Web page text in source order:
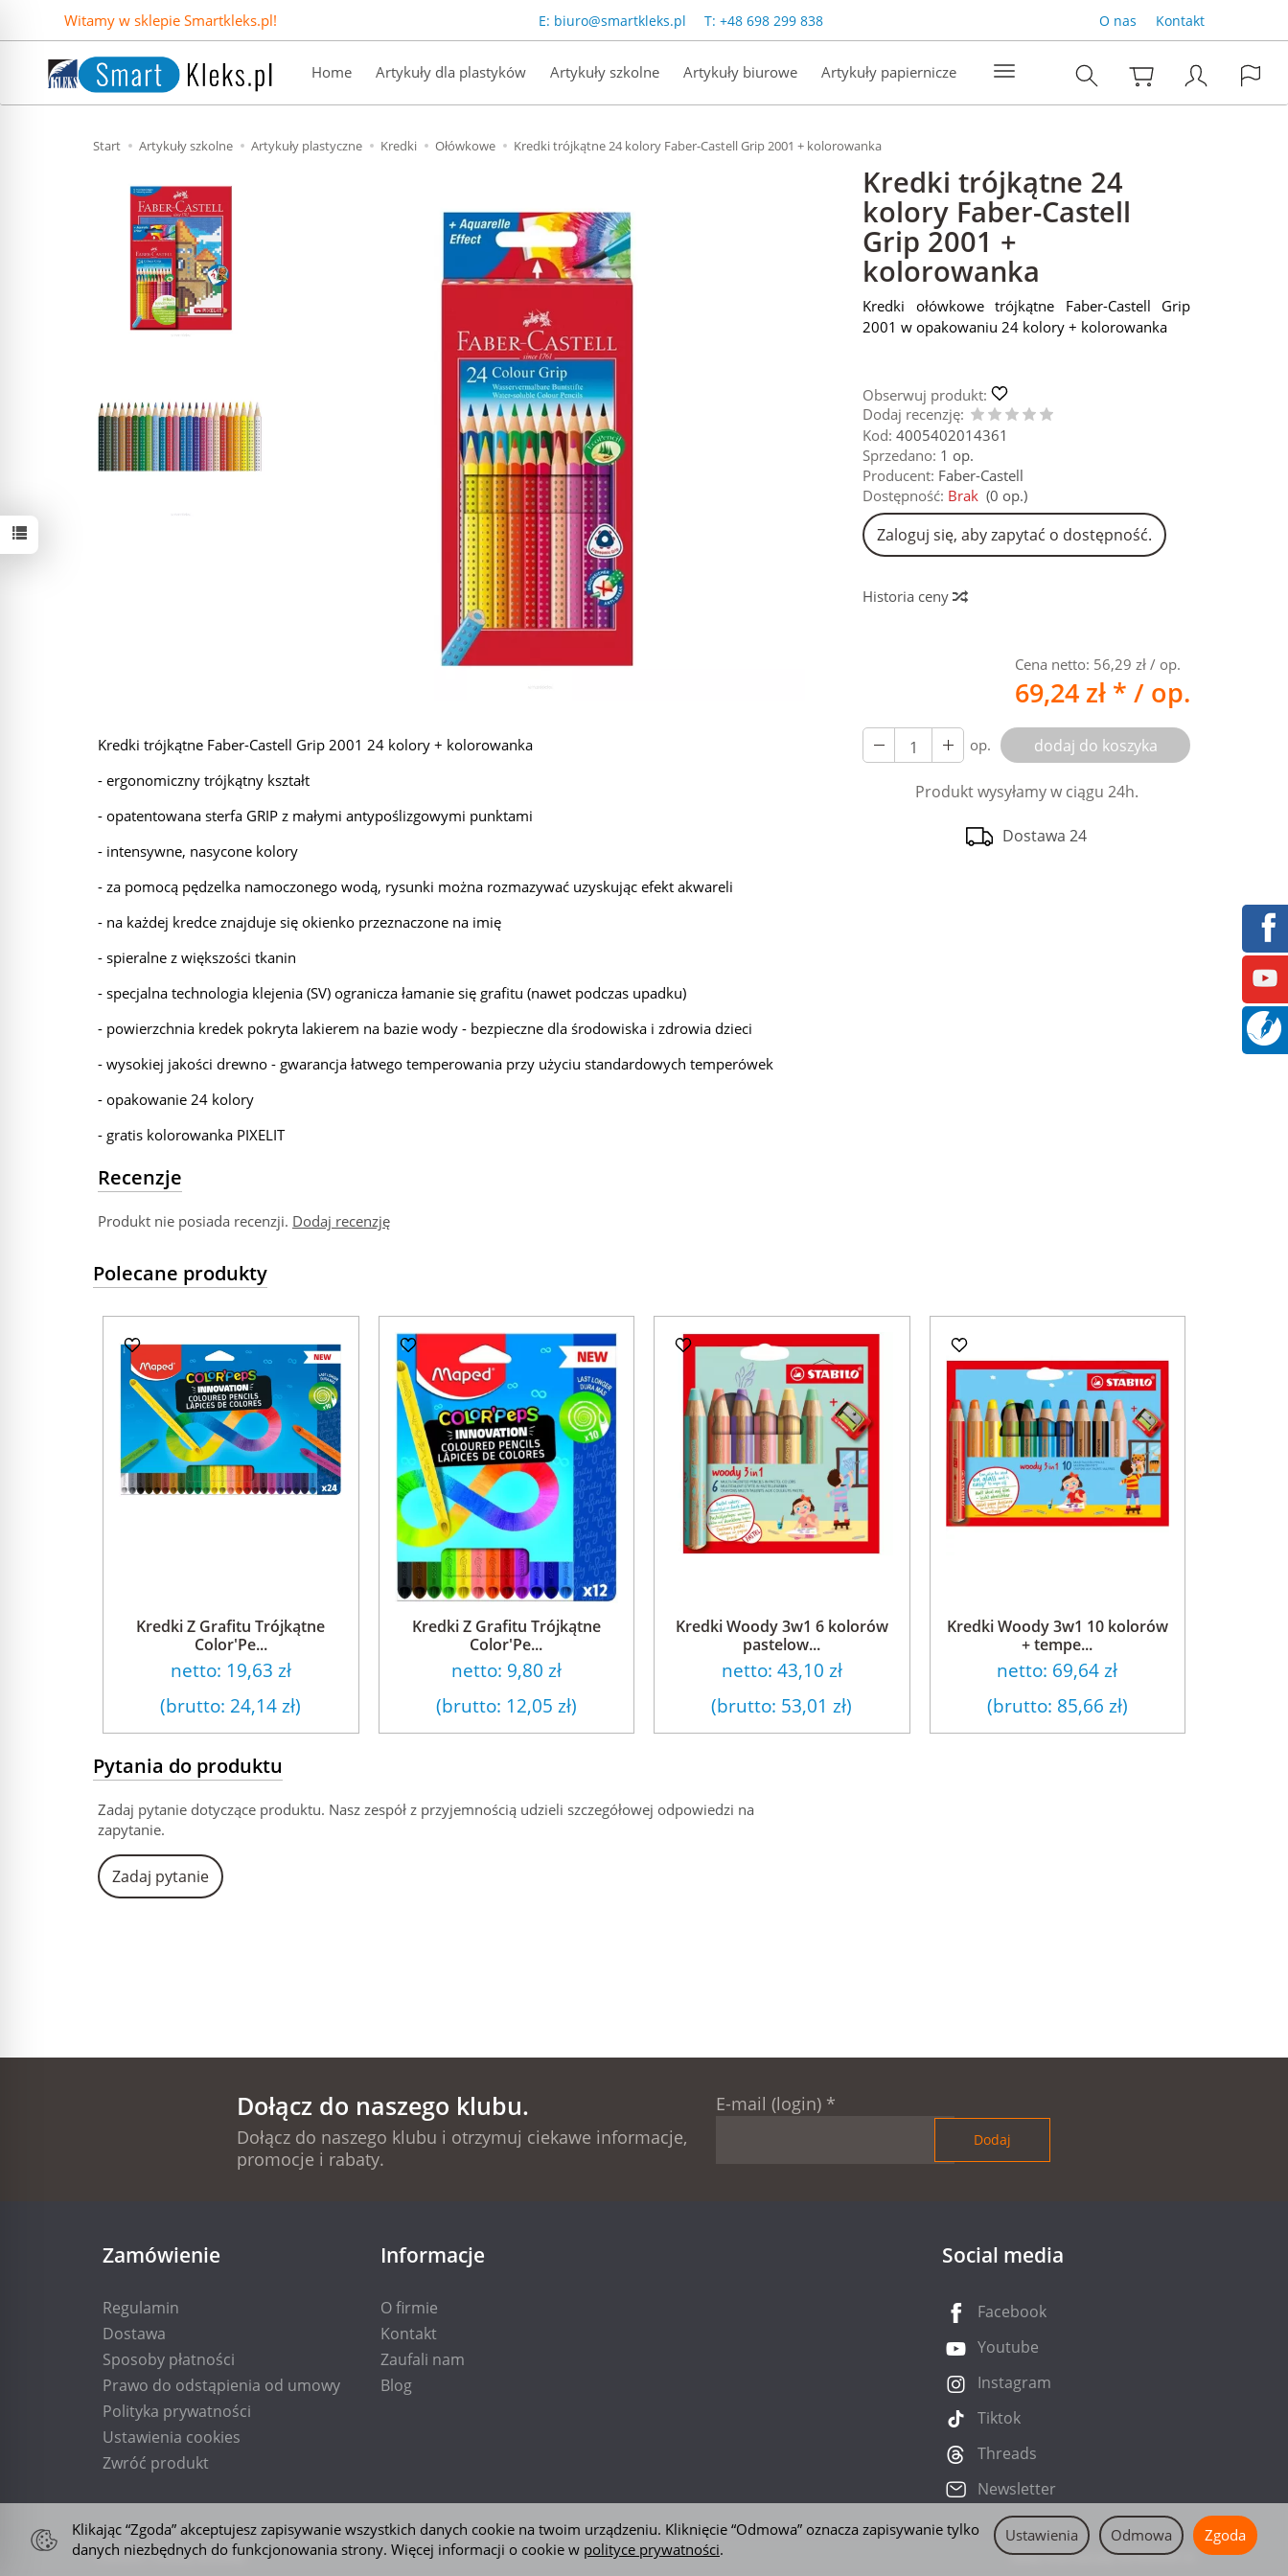
Witamy w sklepie Smartkleks.pl! E: biuro@smartkleks.pl T: +48 698 299 838 O nas Kontakt
Home Artykuły dla plastyków Artykuły szkolne Artykuły biurowe Artykuły papiernicze
Start Artykuły szkolne Artykuły plastyczne Kredki Ołówkowe Kredki trójkątne 24 kolory Faber-Castell Grip 2001 + kolorowanka
Kredki trójkątne 24
kolory Faber-Castell
Grip 2001 +
kolorowanka
Kredki ołówkowe trójkątne Faber-Castell Grip
2001 w opakowaniu 24 kolory + kolorowanka
Obserwuj produkt:
Dodaj recenzję:
Kod: 4005402014361
Sprzedano: 1 op.
Producent: Faber-Castell
Dostępność: Brak (0 op.)
Zaloguj się, aby zapytać o dostępność.
Historia ceny
Cena netto: 56,29 zł / op.
69,24 zł * / op.
op. dodaj do koszyka
Produkt wysyłamy w ciągu 24h.
Dostawa 24
Kredki trójkątne Faber-Castell Grip 2001 24 kolory + kolorowanka
- ergonomiczny trójkątny kształt
- opatentowana sterfa GRIP z małymi antypoślizgowymi punktami
- intensywne, nasycone kolory
- za pomocą pędzelka namoczonego wodą, rysunki można rozmazywać uzyskując efekt akwareli
- na każdej kredce znajduje się okienko przeznaczone na imię
- spieralne z większości tkanin
- specjalna technologia klejenia (SV) ogranicza łamanie się grafitu (nawet podczas upadku)
- powierzchnia kredek pokryta lakierem na bazie wody - bezpieczne dla środowiska i zdrowia dzieci
- wysokiej jakości drewno - gwarancja łatwego temperowania przy użyciu standardowych temperówek
- opakowanie 24 kolory
- gratis kolorowanka PIXELIT
Recenzje
Produkt nie posiada recenzji. Dodaj recenzję
Polecane produkty
Kredki Z Grafitu Trójkątne
Color'Pe...
netto: 19,63 zł
(brutto: 24,14 zł)
Kredki Z Grafitu Trójkątne
Color'Pe...
netto: 9,80 zł
(brutto: 12,05 zł)
Kredki Woody 3w1 6 kolorów
pastelow...
netto: 43,10 zł
(brutto: 53,01 zł)
Kredki Woody 3w1 10 kolorów
+ tempe...
netto: 69,64 zł
(brutto: 85,66 zł)
Pytania do produktu
Zadaj pytanie dotyczące produktu. Nasz zespół z przyjemnością udzieli szczegółowej odpowiedzi na
zapytanie.
Zadaj pytanie
Dołącz do naszego klubu.
Dołącz do naszego klubu i otrzymuj ciekawe informacje,
promocje i rabaty.
E-mail (login) *
Zamówienie
Regulamin
Dostawa
Sposoby płatności
Prawo do odstąpienia od umowy
Polityka prywatności
Ustawienia cookies
Zwróć produkt
Informacje
O firmie
Kontakt
Zaufali nam
Blog
Social media
Facebook
Youtube
Instagram
Tiktok
Threads
Newsletter
*) brutto + koszty dostawy Sklep internetowy SOTESHOP AI
Klikając “Zgoda” akceptujesz zapisywanie wszystkich danych cookie na twoim urządzeniu. Kliknięcie “Odmowa” oznacza zapisywanie tylko
danych niezbędnych do funkcjonowania strony. Więcej informacji o cookie w polityce prywatności.
Ustawienia Odmowa Zgoda